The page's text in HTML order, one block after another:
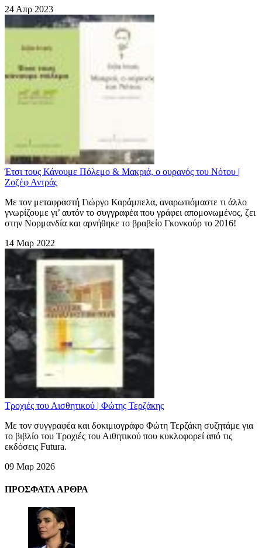
24 Απρ 2023
Έτσι τους Κάνουμε Πόλεμο & Μακριά, ο ουρανός του Νότου |
Ζοζέφ Αντράς
Με τον μεταφραστή Γιώργο Καράμπελα, αναρωτιόμαστε τι άλλο
γνωρίζουμε γι’ αυτόν το συγγραφέα που γράφει απομονωμένος, ζει
στην Νορμανδία και αρνήθηκε το βραβείο Γκονκούρ το 2016!
14 Μαρ 2022
Τροχιές του Αισθητικού | Φώτης Τερζάκης
Με τον συγγραφέα και δοκιμιογράφο Φώτη Τερζάκη συζητάμε για
το βιβλίο του Τροχιές του Αιθητικού που κυκλοφορεί από τις
εκδόσεις Futura.
09 Μαρ 2026
ΠΡΟΣΦΑΤΑ ΑΡΘΡΑ